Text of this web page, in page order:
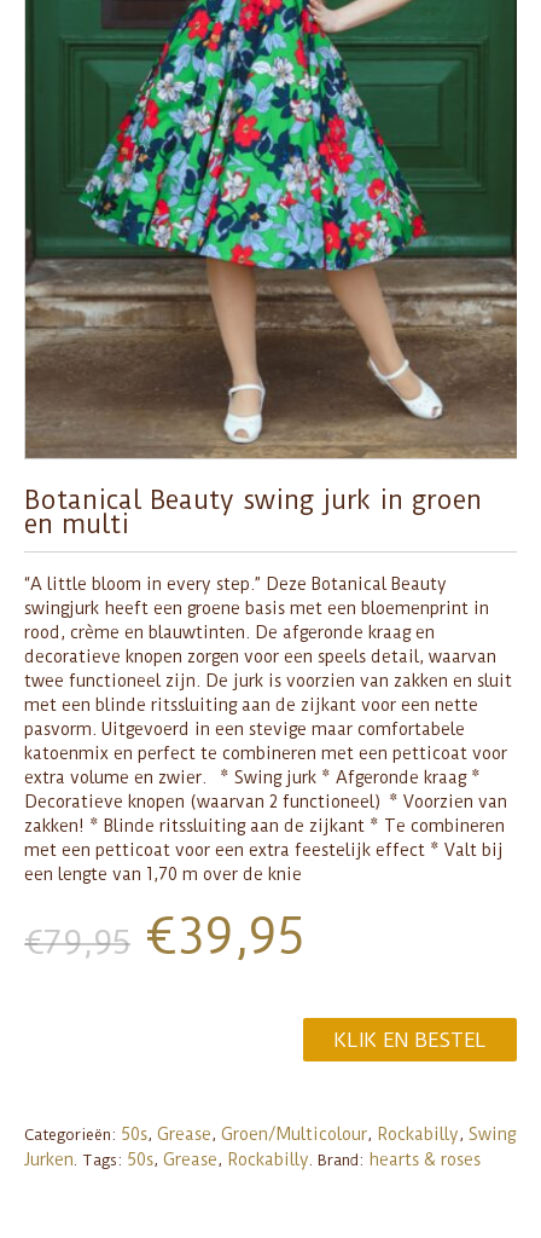
Botanical Beauty swing jurk in groen
en multi
“A little bloom in every step.” Deze Botanical Beauty
swingjurk heeft een groene basis met een bloemenprint in
rood, crème en blauwtinten. De afgeronde kraag en
decoratieve knopen zorgen voor een speels detail, waarvan
twee functioneel zijn. De jurk is voorzien van zakken en sluit
met een blinde ritssluiting aan de zijkant voor een nette
pasvorm. Uitgevoerd in een stevige maar comfortabele
katoenmix en perfect te combineren met een petticoat voor
extra volume en zwier. * Swing jurk * Afgeronde kraag *
Decoratieve knopen (waarvan 2 functioneel) * Voorzien van
zakken! * Blinde ritssluiting aan de zijkant * Te combineren
met een petticoat voor een extra feestelijk effect * Valt bij
een lengte van 1,70 m over de knie
€79,95 €39,95
KLIK EN BESTEL
Categorieën: 50s, Grease, Groen/Multicolour, Rockabilly, Swing
Jurken. Tags: 50s, Grease, Rockabilly. Brand: hearts & roses